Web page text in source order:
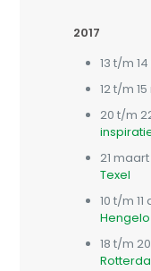
2017
13 t/m
12 t/m
20 t/m
21
Texel
10 t/m
Hengelo
18 t/m